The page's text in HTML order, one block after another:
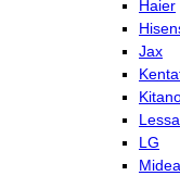
Haier
Jax
LG
Midea